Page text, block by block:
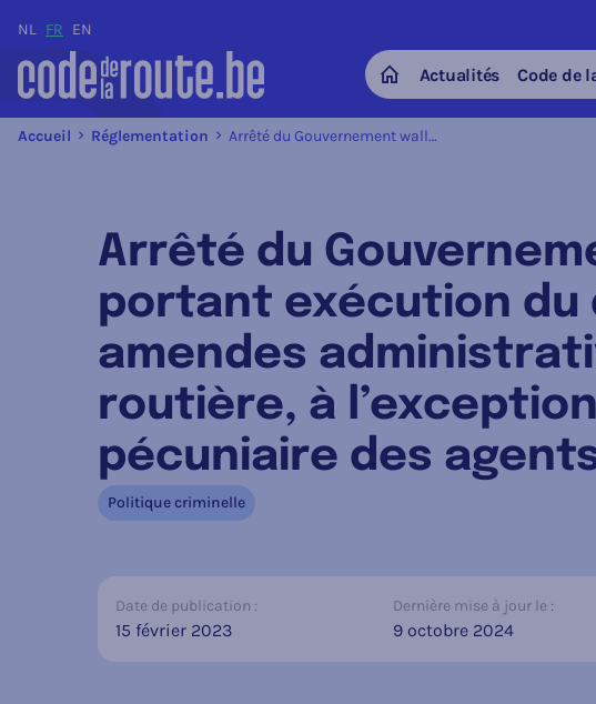
NL FR EN
HomeActualités Code de
Accueil Réglementation Arrêté du Gouvernement wallon du 15 décembre 2022 portant exécution du décret du 4 avril 2019 relatif aux amendes administratives en matière de sécurité routière, à l’exception du statut administratif et pécuniaire des agents
Arrêté du
portant exécution du
amendes
routière, à
pécuniaire des
Politique criminelle
Date de publication :
15 février 2023
Dernière mise à jour le :
9 octobre 2024